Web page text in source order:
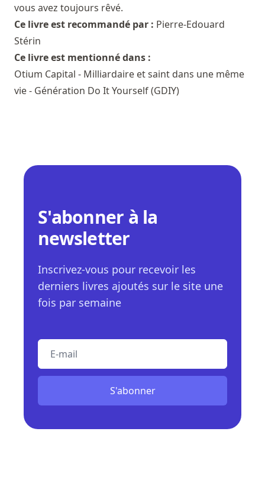
vous avez toujours rêvé.
Ce livre est recommandé par : Pierre-Edouard
Stérin
Ce livre est mentionné dans :
Otium Capital - Milliardaire et saint dans une même
vie - Génération Do It Yourself (GDIY)
S'abonner à la
newsletter
Inscrivez-vous pour recevoir les
derniers livres ajoutés sur le site une
fois par semaine
S'abonner